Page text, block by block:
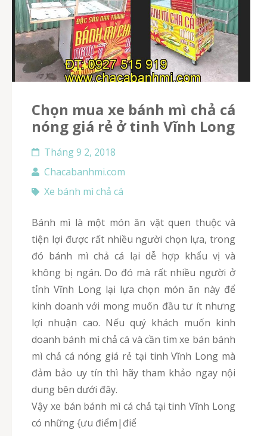
Chọn mua xe bánh mì chả cá
nóng giá rẻ ở tinh Vĩnh Long
Tháng 9 2, 2018
Chacabanhmi.com
Xe bánh mì chả cá
Bánh mì là một món ăn vặt quen thuộc và
tiện lợi được rất nhiều người chọn lựa, trong
đó bánh mì chả cá lại dễ hợp khẩu vị và
không bị ngán. Do đó mà rất nhiều người ở
tỉnh Vĩnh Long lại lựa chọn món ăn này để
kinh doanh với mong muốn đầu tư ít nhưng
lợi nhuận cao. Nếu quý khách muốn kinh
doanh bánh mì chả cá và cần tìm xe bán bánh
mì chả cá nóng giá rẻ tại tinh Vĩnh Long mà
đảm bảo uy tín thì hãy tham khảo ngay nội
dung bên dưới đây.
Vậy xe bán bánh mì cá chả tại tinh Vĩnh Long
có những {ưu điểm|điể